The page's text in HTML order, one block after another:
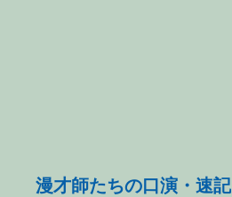
漫才師たちの口演・速記